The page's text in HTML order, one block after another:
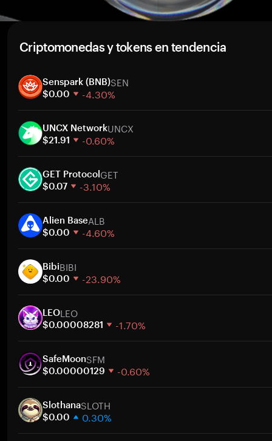
Criptomonedas y tokens en tendencia
Senspark (BNB)SEN
$0.00 -4.30%
30 días
Capitalización de mercado
UNCX NetworkUNCX
$21.91 -0.60%
30 días
Capitalización de mercado
GET ProtocolGET
$0.07 -3.10%
30 días
Capitalización de mercado
Alien BaseALB
$0.00 -4.60%
30 días
Capitalización de mercado
BibiBIBI
$0.00 -23.90%
30 días
Capitalización de mercado
LEOLEO
$0.00008281 -1.70%
30 días
Capitalización de mercado
SafeMoonSFM
$0.00000129 -0.60%
30 días
Capitalización de mercado
SlothanaSLOTH
$0.00 0.30%